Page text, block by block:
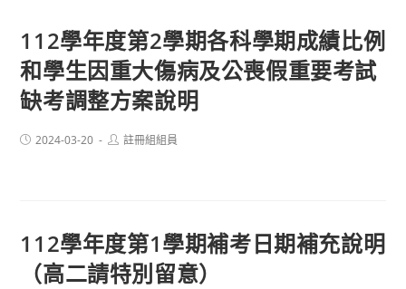
112學年度第2學期各科學期成績比例
和學生因重大傷病及公喪假重要考試
缺考調整方案說明
Post2024-03-20
Post註冊組組員
112學年度第1學期補考日期補充說明
（高二請特別留意）